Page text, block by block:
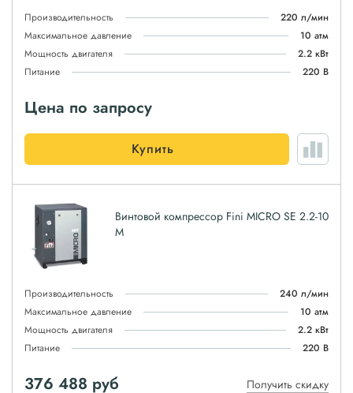
Производительность
220 л/мин
Максимальное давление
10 атм
Мощность двигателя
2.2 кВт
Питание
220 В
Цена по запросу
Купить
Винтовой компрессор Fini MICRO SE 2.2-10
M
Производительность
240 л/мин
Максимальное давление
10 атм
Мощность двигателя
2.2 кВт
Питание
220 В
376 488 руб Получить скидку